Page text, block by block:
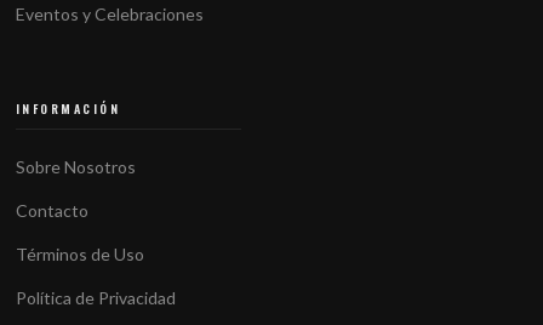
Eventos y Celebraciones
INFORMACIÓN
Sobre Nosotros
Contacto
Términos de Uso
Política de Privacidad